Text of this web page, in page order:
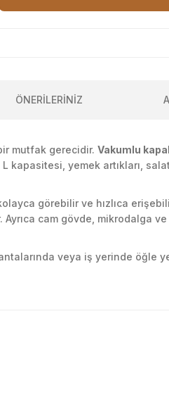
ÖNERİLERİNİZ
mutfak gerecidir. Vakumlu
kapasitesi, yemek artıkları,
görebilir ve hızlıca
cam gövde, mikrodalga ve
veya iş yerinde öğle